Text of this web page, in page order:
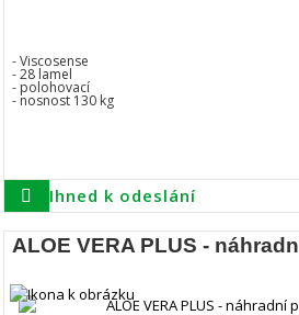
- Viscosense
- 28 lamel
- polohovací
- nosnost 130 kg
Ihned k odeslání
ALOE VERA PLUS -